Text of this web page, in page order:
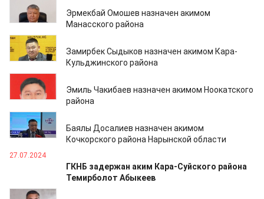
Эрмекбай Омошев назначен акимом
Манасского района
07.03.2025
Замирбек Сыдыков назначен акимом Кара-
Кульджинского района
05.03.2025
Эмиль Чакибаев назначен акимом Ноокатского
района
30.10.2024
Баялы Досалиев назначен акимом
Кочкорского района Нарынской области
27.07.2024
ГКНБ задержан аким Кара-Суйского района
Темирболот Абыкеев
26.08.2023